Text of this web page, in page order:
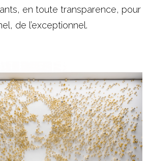
en toute transparence, pour
de l’exceptionnel.